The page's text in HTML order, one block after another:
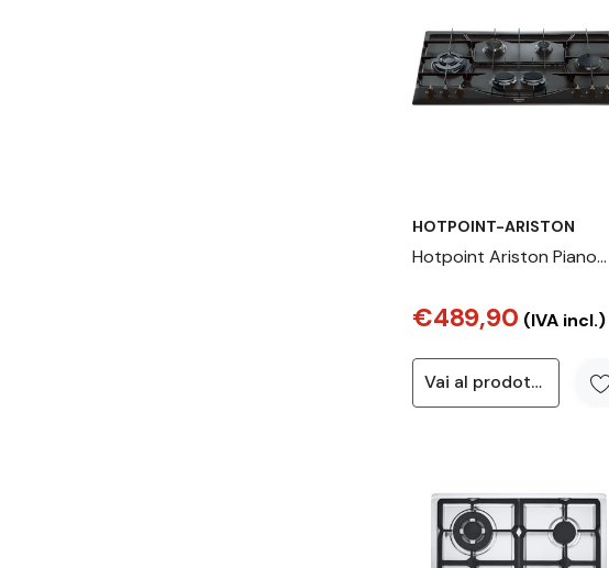
HOTPOINT-ARISTON
Hotpoint Ariston Piano
960MST (AN) R/HA
€489,90 (IVA incl.)
Vai al prodotto